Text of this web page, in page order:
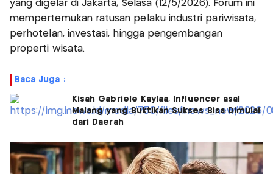
yang digelar di Jakarta, Selasa (12/5/2026). Forum ini
mempertemukan ratusan pelaku industri pariwisata,
perhotelan, investasi, hingga pengembangan
properti wisata.
Baca Juga :
Kisah Gabriele Kaylaa, Influencer asal
Malang yang Buktikan Sukses Bisa Dimulai
dari Daerah